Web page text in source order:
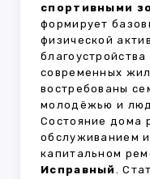
спортивными
формирует
физической
современных
востребованы
молодёжью и
Состояние дома
обслуживанием
капитальном
Исправный .